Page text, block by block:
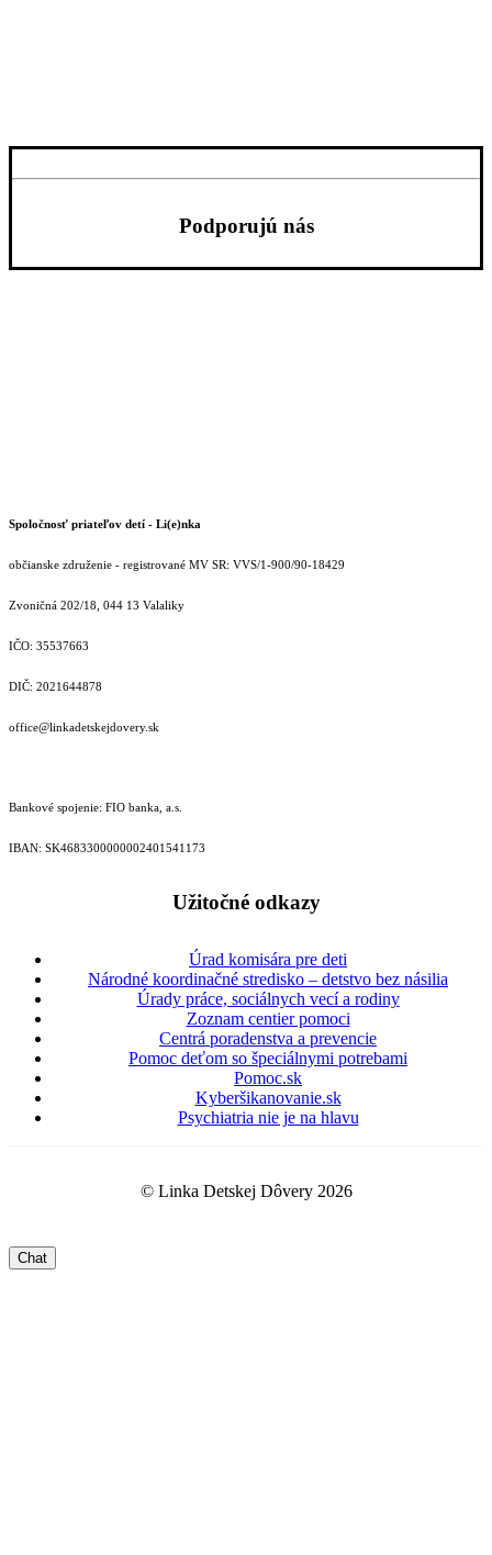
Podporujú nás
Spoločnosť priateľov detí - Li(e)nka
občianske združenie - registrované MV SR: VVS/1-900/90-18429
Zvoničná 202/18, 044 13 Valaliky
IČO: 35537663
DIČ: 2021644878
office@linkadetskejdovery.sk
Bankové spojenie: FIO banka, a.s.
IBAN: SK46833000000­02401541173
Užitočné odkazy
Úrad komisára pre deti
Národné koordinačné stredisko – detstvo bez násilia
Úrady práce, sociálnych vecí a rodiny
Zoznam centier pomoci
Centrá poradenstva a prevencie
Pomoc deťom so špeciálnymi potrebami
Pomoc.sk
Kyberšikanovanie.sk
Psychiatria nie je na hlavu
© Linka Detskej Dôvery 2026